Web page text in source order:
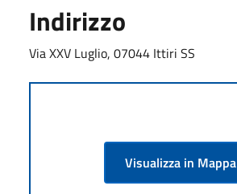
Indirizzo
Via XXV Luglio, 07044 Ittiri SS
Visualizza in Mappa